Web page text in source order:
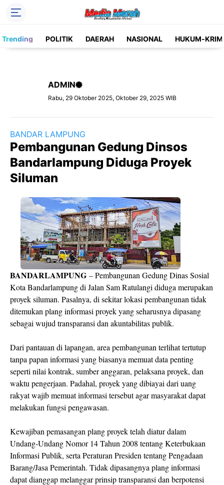
Header Social Media
Facebook
YouTube
Trending POLITIK DAERAH NASIONAL HUKUM-
ADMIN
Rabu, 29 Oktober 2025, Oktober 29, 2025 WIB
BANDAR LAMPUNG
Pembangunan Gedung Dinsos
Bandarlampung Diduga Proyek
Siluman
BANDARLAMPUNG – Pembangunan Gedung Dinas Sosial
Kota Bandarlampung di Jalan Sam Ratulangi diduga merupakan
proyek siluman. Pasalnya, di sekitar lokasi pembangunan tidak
ditemukan plang informasi proyek yang seharusnya dipasang
sebagai wujud transparansi dan akuntabilitas publik.
Dari pantauan di lapangan, area pembangunan terlihat tertutup
tanpa papan informasi yang biasanya memuat data penting
seperti nilai kontrak, sumber anggaran, pelaksana proyek, dan
waktu pengerjaan. Padahal, proyek yang dibiayai dari uang
rakyat wajib memuat informasi tersebut agar masyarakat dapat
melakukan fungsi pengawasan.
Kewajiban pemasangan plang proyek telah diatur dalam
Undang-Undang Nomor 14 Tahun 2008 tentang Keterbukaan
Informasi Publik, serta Peraturan Presiden tentang Pengadaan
Barang/Jasa Pemerintah. Tidak dipasangnya plang informasi
dapat dianggap melanggar prinsip transparansi dan berpotensi